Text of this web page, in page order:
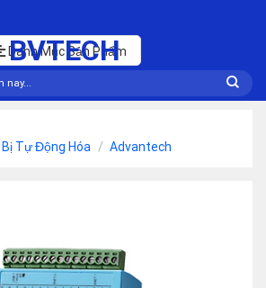
Danh Mục Sản Phẩm
Tự Động Hóa / Advantech